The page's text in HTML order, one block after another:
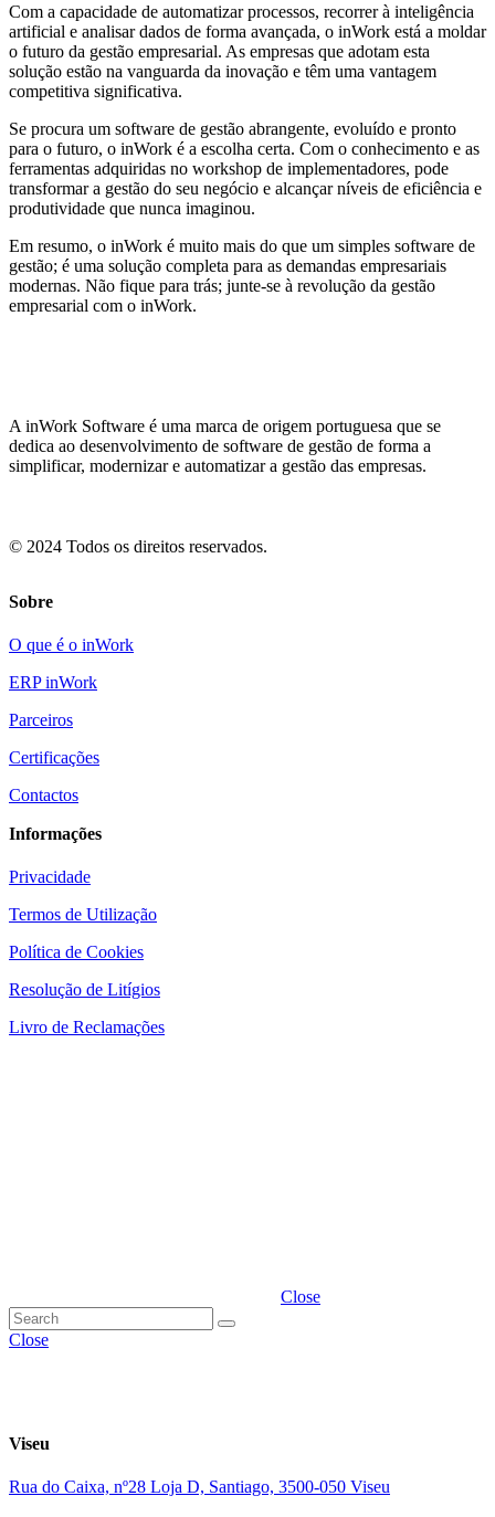
Com a capacidade de automatizar processos, recorrer à inteligência
artificial e analisar dados de forma avançada, o inWork está a moldar
o futuro da gestão empresarial. As empresas que adotam esta
solução estão na vanguarda da inovação e têm uma vantagem
competitiva significativa.
Se procura um software de gestão abrangente, evoluído e pronto
para o futuro, o inWork é a escolha certa. Com o conhecimento e as
ferramentas adquiridas no workshop de implementadores, pode
transformar a gestão do seu negócio e alcançar níveis de eficiência e
produtividade que nunca imaginou.
Em resumo, o inWork é muito mais do que um simples software de
gestão; é uma solução completa para as demandas empresariais
modernas. Não fique para trás; junte-se à revolução da gestão
empresarial com o inWork.
A inWork Software é uma marca de origem portuguesa que se
dedica ao desenvolvimento de software de gestão de forma a
simplificar, modernizar e automatizar a gestão das empresas.
© 2024 Todos os direitos reservados.
Sobre
O que é o inWork
ERP inWork
Parceiros
Certificações
Contactos
Informações
Privacidade
Termos de Utilização
Política de Cookies
Resolução de Litígios
Livro de Reclamações
Close
Close
Viseu
Rua do Caixa, nº28 Loja D, Santiago, 3500-050 Viseu